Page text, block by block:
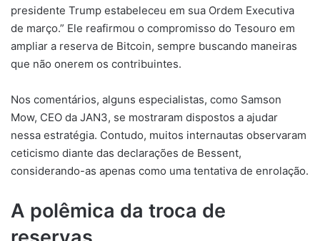
presidente Trump estabeleceu em sua Ordem Executiva
de março.” Ele reafirmou o compromisso do Tesouro em
ampliar a reserva de Bitcoin, sempre buscando maneiras
que não onerem os contribuintes.
Nos comentários, alguns especialistas, como Samson
Mow, CEO da JAN3, se mostraram dispostos a ajudar
nessa estratégia. Contudo, muitos internautas observaram
ceticismo diante das declarações de Bessent,
considerando-as apenas como uma tentativa de enrolação.
A polêmica da troca de